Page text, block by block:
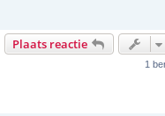
Plaats reactie
1